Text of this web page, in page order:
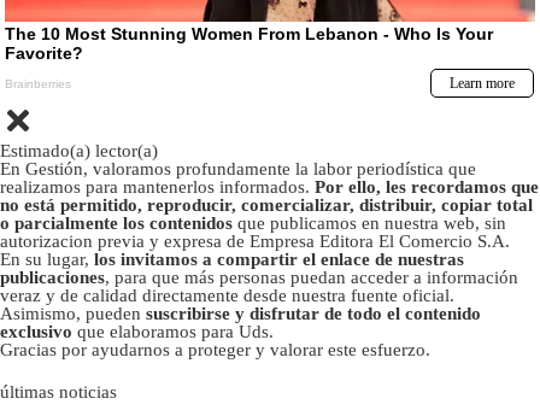
Estimado(a) lector(a)
En Gestión, valoramos profundamente la labor periodística que
realizamos para mantenerlos informados. Por ello, les recordamos que
no está permitido, reproducir, comercializar, distribuir, copiar total
o parcialmente los contenidos que publicamos en nuestra web, sin
autorizacion previa y expresa de Empresa Editora El Comercio S.A.
En su lugar, los invitamos a compartir el enlace de nuestras
publicaciones, para que más personas puedan acceder a información
veraz y de calidad directamente desde nuestra fuente oficial.
Asimismo, pueden suscribirse y disfrutar de todo el contenido
exclusivo que elaboramos para Uds.
Gracias por ayudarnos a proteger y valorar este esfuerzo.
últimas noticias